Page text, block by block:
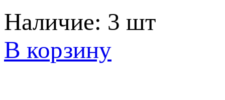
Наличие: 3 шт
В корзину